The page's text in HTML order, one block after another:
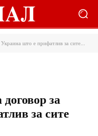
што е прифатлив за сите...
за
за сите